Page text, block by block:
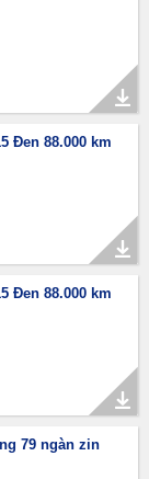
Đen 88.000 km
Đen 88.000 km
79 ngàn zin